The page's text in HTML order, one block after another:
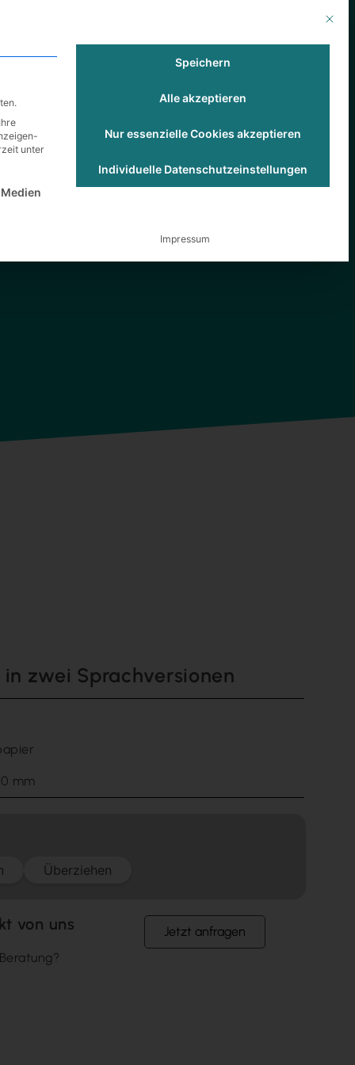
Karriere Blog
zwei Sprachversionen
mm
Überziehen
von uns Jetzt anfragen
Mit
unter
und kann nicht abgewählt werden.
Speichern
Alle akzeptieren
Nur essenzielle Cookies akzeptieren
Individuelle Datenschutzeinstellungen
Impressum